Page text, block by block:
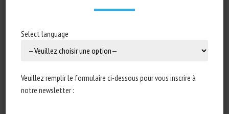
POULTRY PRODUCERS
Type de document : article publié dans
Select language
Veuillez remplir le formulaire ci-dessous pour vous inscrire à
notre newsletter :